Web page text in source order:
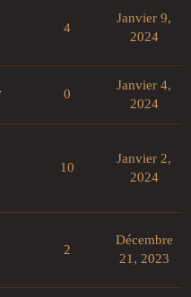
4
Janvier 9,
2024
0
Janvier 4,
2024
10
Janvier 2,
2024
2
Décembre
21, 2023